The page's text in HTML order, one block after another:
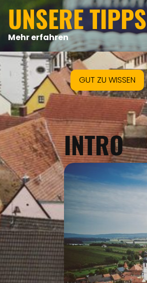
UNSERE TIPPS
Mehr erfahren
GUT ZU WISSEN
INTRO